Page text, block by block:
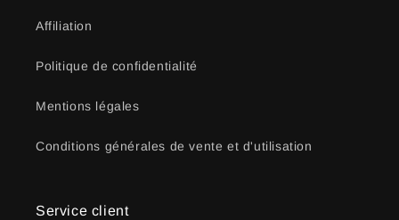
Affiliation
Politique de confidentialité
Mentions légales
Conditions générales de vente et d'utilisation
Service client